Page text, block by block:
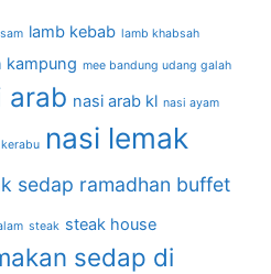
lamb kebab lamb khabsah
kampung mee bandung udang galah
arab nasi arab kl nasi ayam
nasi lemak
sedap ramadhan buffet
steak steak house
sedap di